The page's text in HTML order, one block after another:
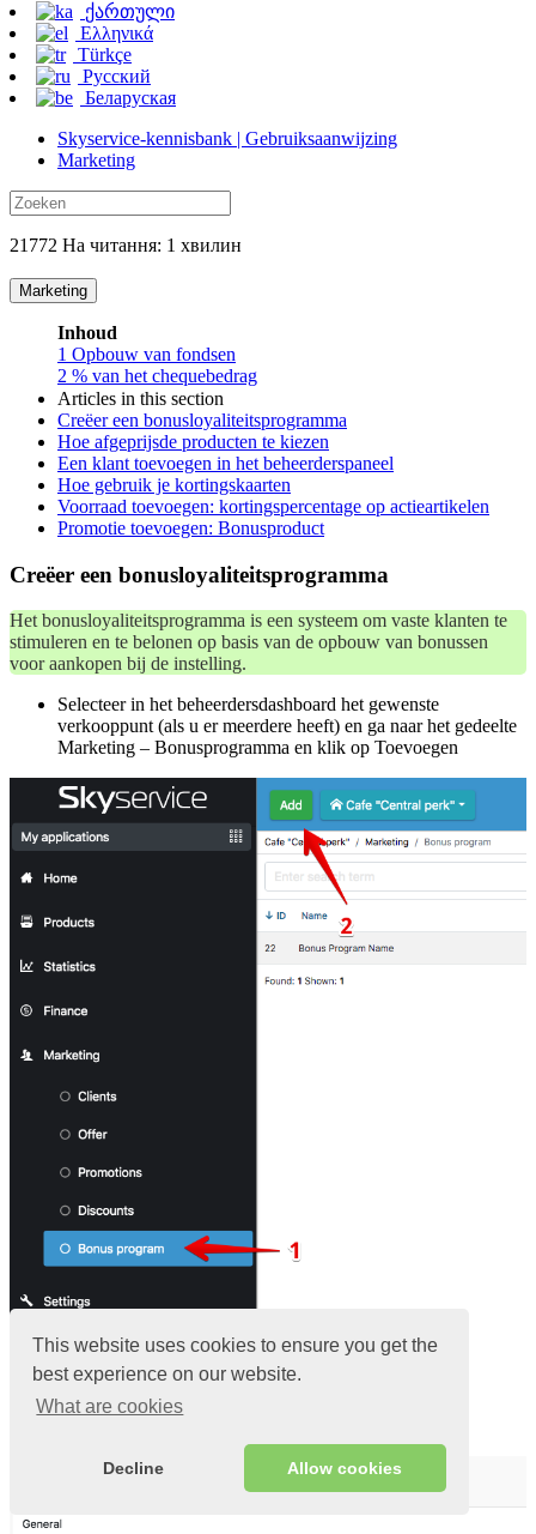
This website uses cookies to ensure you get the
best experience on our website.
What are cookies
Decline Allow cookies
ქართული
Ελληνικά
Türkçe
Русский
Беларуская
Skyservice-kennisbank | Gebruiksaanwijzing
Marketing
21772 На читання: 1 хвилин
Marketing
Inhoud
1 Opbouw van fondsen
2 % van het chequebedrag
Articles in this section
Creëer een bonusloyaliteitsprogramma
Hoe afgeprijsde producten te kiezen
Een klant toevoegen in het beheerderspaneel
Hoe gebruik je kortingskaarten
Voorraad toevoegen: kortingspercentage op actieartikelen
Promotie toevoegen: Bonusproduct
Creëer een bonusloyaliteitsprogramma
Het bonusloyaliteitsprogramma is een systeem om vaste klanten te
stimuleren en te belonen op basis van de opbouw van bonussen
voor aankopen bij de instelling.
Selecteer in het beheerdersdashboard het gewenste
verkooppunt (als u er meerdere heeft) en ga naar het gedeelte
Marketing – Bonusprogramma en klik op Toevoegen
Voer naam in
Kies het soort korting:
Opbouw van gelden;